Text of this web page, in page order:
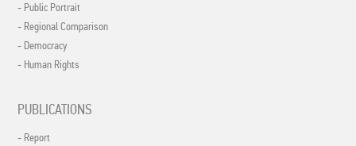
- Public Portrait
- Regional Comparison
- Democracy
- Human Rights
PUBLICATIONS
- Report